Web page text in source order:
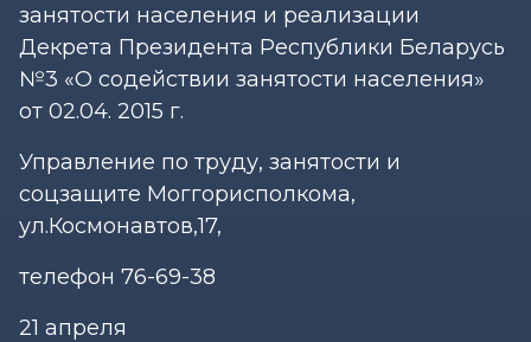
занятости населения и реализации
Декрета Президента Республики Беларусь
№3 «О содействии занятости населения»
от 02.04. 2015 г.
Управление по труду, занятости и
соцзащите Моггорисполкома,
ул.Космонавтов,17,
телефон 76-69-38
21 апреля